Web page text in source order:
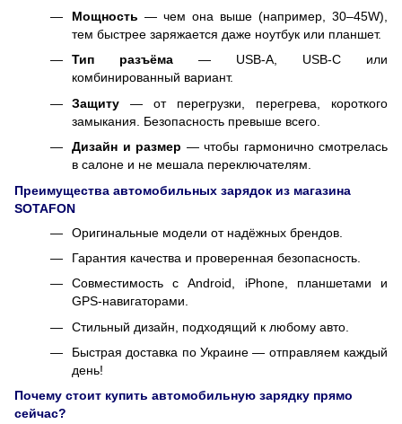
Мощность — чем она выше (например, 30–45W),
тем быстрее заряжается даже ноутбук или планшет.
Тип разъёма — USB-A, USB-C или
комбинированный вариант.
Защиту — от перегрузки, перегрева, короткого
замыкания. Безопасность превыше всего.
Дизайн и размер — чтобы гармонично смотрелась
в салоне и не мешала переключателям.
Преимущества автомобильных зарядок из магазина
SOTAFON
Оригинальные модели от надёжных брендов.
Гарантия качества и проверенная безопасность.
Совместимость с Android, iPhone, планшетами и
GPS-навигаторами.
Стильный дизайн, подходящий к любому авто.
Быстрая доставка по Украине — отправляем каждый
день!
Почему стоит купить автомобильную зарядку прямо
сейчас?